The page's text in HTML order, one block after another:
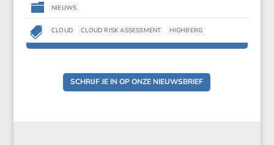
 NIEUWS
 CLOUD CLOUD RISK ASSESSMENT HIGHBERG
SCHRIJF JE IN OP ONZE NIEUWSBRIEF